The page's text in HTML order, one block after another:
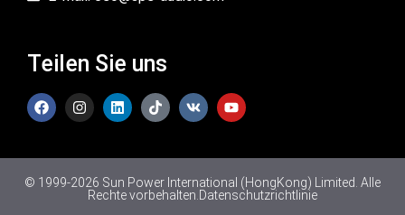
Teilen Sie uns
© 1999-2026 Sun Power International (HongKong) Limited. Alle
Rechte vorbehalten. Datenschutzrichtlinie